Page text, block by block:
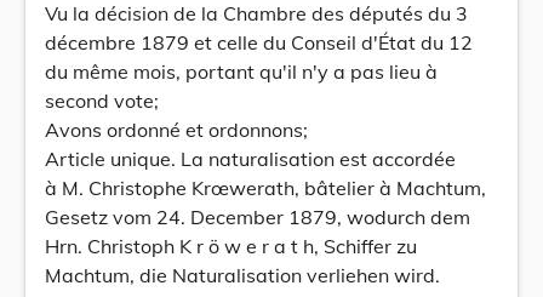
Vu la décision de la Chambre des députés du 3
décembre 1879 et celle du Conseil d'État du 12
du même mois, portant qu'il n'y a pas lieu à
second vote;
Avons ordonné et ordonnons;
Article unique. La naturalisation est accordée
à M. Christophe Krœwerath, bâtelier à Machtum,
Gesetz vom 24. December 1879, wodurch dem
Hrn. Christoph K r ö w e r a t h, Schiffer zu
Machtum, die Naturalisation verliehen wird.